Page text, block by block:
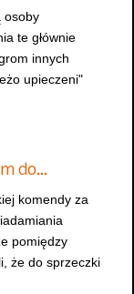
osoby
te głównie
innych
upieczeni"
do…
komendy za
pomiędzy
że do sprzeczki